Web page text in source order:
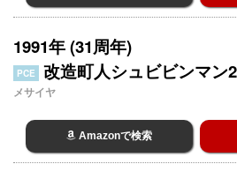
1991年 (31周年)
PCE 改造町人シュビビンマン
メサイヤ
Amazonで検索